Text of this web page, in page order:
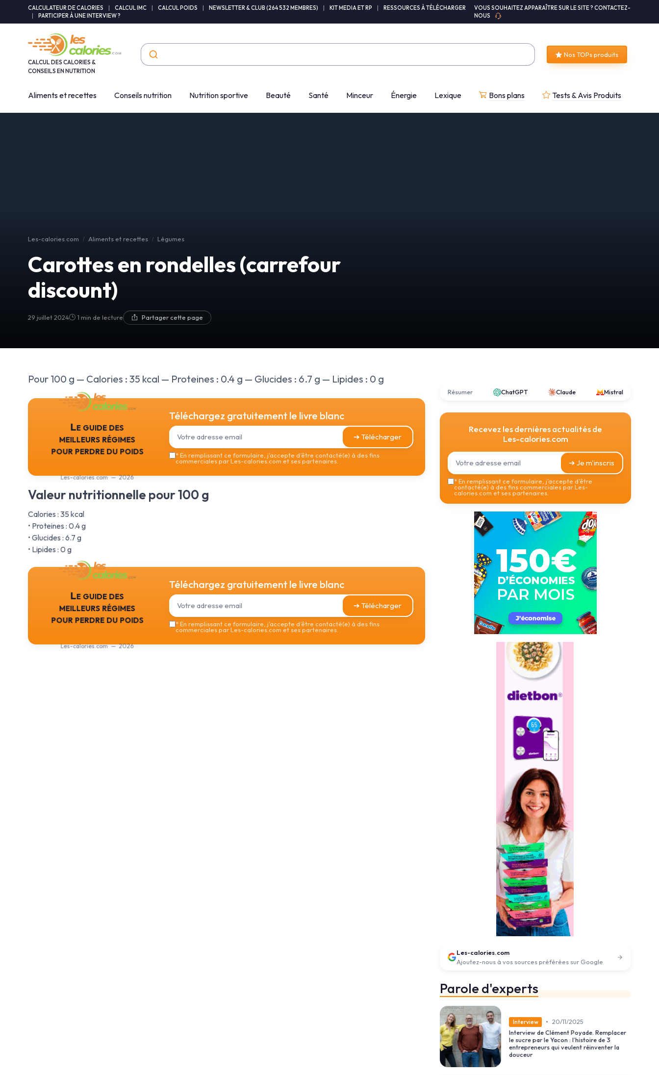
CALCULATEUR DE CALORIES CALCUL IMC CALCUL POIDS NEWSLETTER & CLUB (264 532 MEMBRES) KIT MEDIA ET RP
RESSOURCES À TÉLÉCHARGER
PARTICIPER À UNE INTERVIEW ?
VOUS SOUHAITEZ APPARAÎTRE SUR LE SITE ? CONTACTEZ-
NOUS
CALCUL DES CALORIES &
CONSEILS EN NUTRITION
Nos TOPs produits
Aliments et recettes Conseils nutrition Nutrition sportive Beauté Santé Minceur Énergie Lexique Bons plans Tests & Avis Produits
Les-calories.com Aliments et recettes Légumes
Carottes en rondelles (carrefour
discount)
29 juillet 2024 1 min de lecture Partager cette page
Pour 100 g — Calories : 35 kcal — Proteines : 0.4 g — Glucides : 6.7 g — Lipides : 0 g
Le guide des
meilleurs régimes
pour perdre du poids
Les-calories.com — 2026
Téléchargez gratuitement le livre blanc
➔ Télécharger
*En remplissant ce formulaire, j’accepte d’être contacté(e) à des fins
commerciales par Les-calories.com et ses partenaires.
Valeur nutritionnelle pour 100 g
Calories : 35 kcal
• Proteines : 0.4 g
• Glucides : 6.7 g
• Lipides : 0 g
Le guide des
meilleurs régimes
pour perdre du poids
Les-calories.com — 2026
Téléchargez gratuitement le livre blanc
➔ Télécharger
*En remplissant ce formulaire, j’accepte d’être contacté(e) à des fins
commerciales par Les-calories.com et ses partenaires.
Résumer ChatGPT Claude Mistral
Recevez les dernières actualités de
Les-calories.com
➔ Je m'inscris
*En remplissant ce formulaire, j’accepte d’être
contacté(e) à des fins commerciales par Les-
calories.com et ses partenaires.
Les-calories.com
Ajoutez-nous à vos sources préférées sur Google
Parole d'experts
Interview • 20/11/2025
Interview de Clément Poyade. Remplacer
le sucre par le Yacon : l’histoire de 3
entrepreneurs qui veulent réinventer la
douceur
Panneau de gestion des cookies